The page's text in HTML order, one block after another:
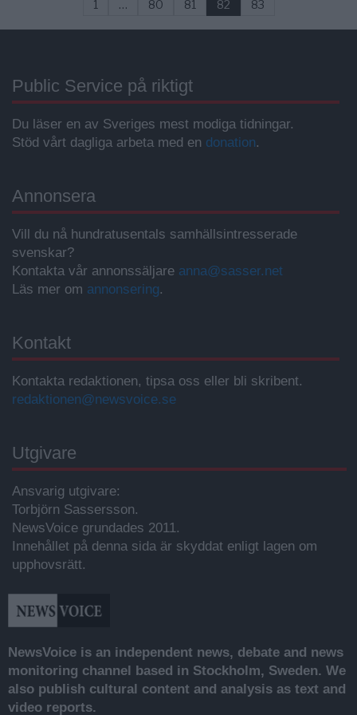
1 … 80 81 82 83
Public Service på riktigt
Du läser en av Sveriges mest modiga tidningar.
Stöd vårt dagliga arbeta med en donation.
Annonsera
Vill du nå hundratusentals samhällsintresserade
svenskar?
Kontakta vår annonssäljare anna@sasser.net
Läs mer om annonsering.
Kontakt
Kontakta redaktionen, tipsa oss eller bli skribent.
redaktionen@newsvoice.se
Utgivare
Ansvarig utgivare:
Torbjörn Sassersson.
NewsVoice grundades 2011.
Innehållet på denna sida är skyddat enligt lagen om
upphovsrätt.
NewsVoice is an independent news, debate and news
monitoring channel based in Stockholm, Sweden. We
also publish cultural content and analysis as text and
video reports.